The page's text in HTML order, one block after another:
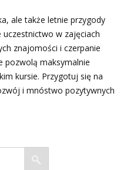
ale także letnie przygody
uczestnictwo w zajęciach
znajomości i czerpanie
pozwolą maksymalnie
kursie. Przygotuj się na
i mnóstwo pozytywnych